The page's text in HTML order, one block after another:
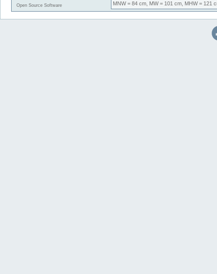
Open Source Software MNW= 84 cm, MW= 101 cm, MHW= 121